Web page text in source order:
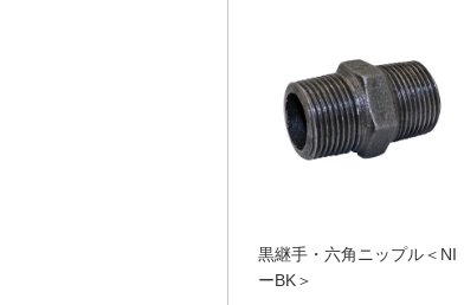
黒継手・六角ニップル＜NI
ーBK＞